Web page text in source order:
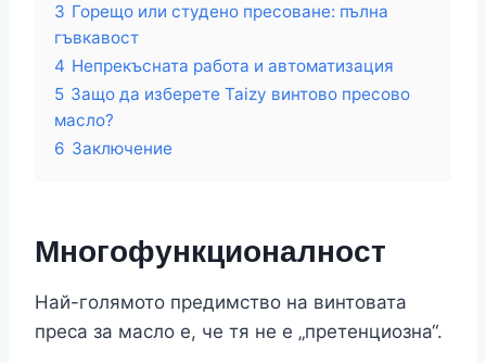
3 Горещо или студено пресоване: пълна
гъвкавост
4 Непрекъсната работа и автоматизация
5 Защо да изберете Taizy винтово пресово
масло?
6 Заключение
Многофункционалност
Най-голямото предимство на винтовата
преса за масло е, че тя не е „претенциозна“.